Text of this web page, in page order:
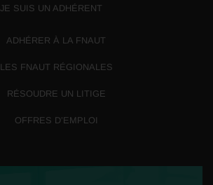
JE SUIS UN ADHÉRENT
ADHÉRER À LA FNAUT
LES FNAUT RÉGIONALES
RÉSOUDRE UN LITIGE
OFFRES D’EMPLOI